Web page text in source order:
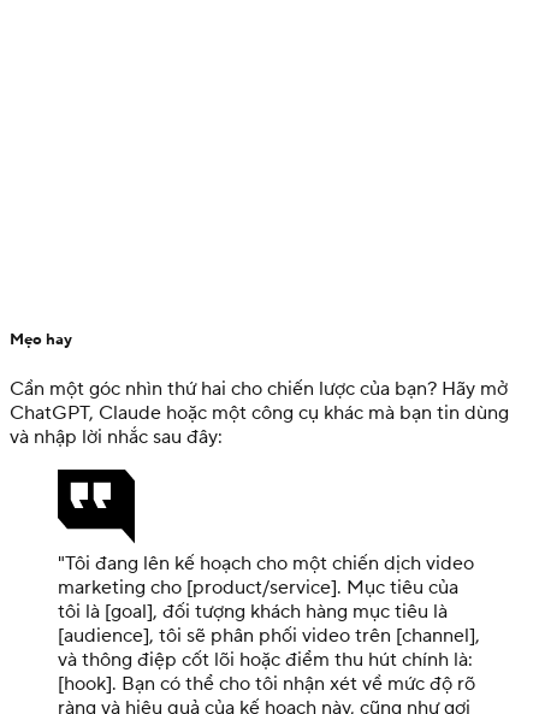
Mẹo hay
Cần một góc nhìn thứ hai cho chiến lược của bạn? Hãy mở
ChatGPT, Claude hoặc một công cụ khác mà bạn tin dùng
và nhập lời nhắc sau đây:
"Tôi đang lên kế hoạch cho một chiến dịch video
marketing cho [product/service]. Mục tiêu của
tôi là [goal], đối tượng khách hàng mục tiêu là
[audience], tôi sẽ phân phối video trên [channel],
và thông điệp cốt lõi hoặc điểm thu hút chính là:
[hook]. Bạn có thể cho tôi nhận xét về mức độ rõ
ràng và hiệu quả của kế hoạch này, cũng như gợi